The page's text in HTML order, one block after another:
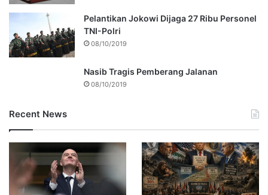
Pelantikan Jokowi Dijaga 27 Ribu Personel
TNI-Polri
08/10/2019
Nasib Tragis Pemberang Jalanan
08/10/2019
Recent News